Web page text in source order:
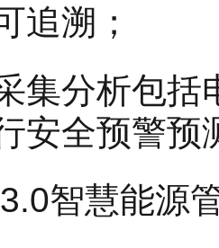
追溯；
集分析包括
安全预警预
智慧能源